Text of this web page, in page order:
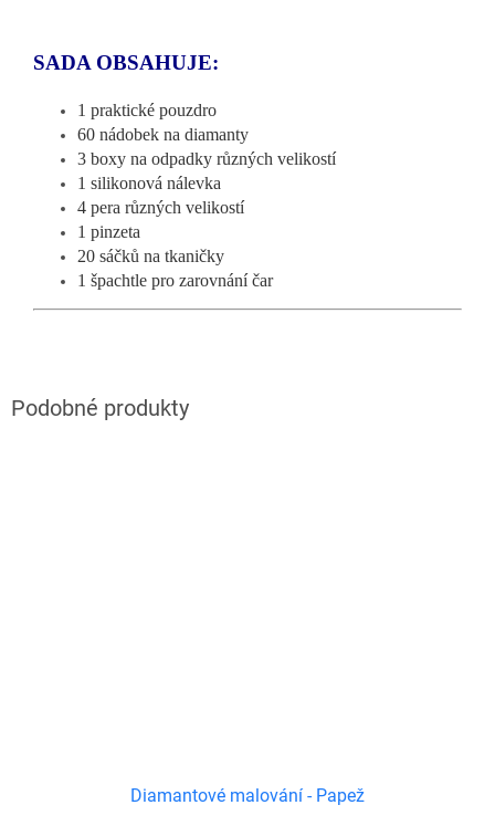
SADA OBSAHUJE:
1 praktické pouzdro
60 nádobek na diamanty
3 boxy na odpadky různých velikostí
1 silikonová nálevka
4 pera různých velikostí
1 pinzeta
20 sáčků na tkaničky
1 špachtle pro zarovnání čar
Diamantové malování - Papež